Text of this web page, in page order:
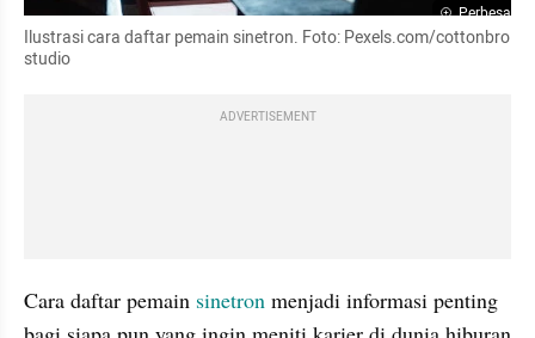
Perbesar
Ilustrasi cara daftar pemain sinetron. Foto: Pexels.com/cottonbro
studio
ADVERTISEMENT
Cara daftar pemain sinetron menjadi informasi penting